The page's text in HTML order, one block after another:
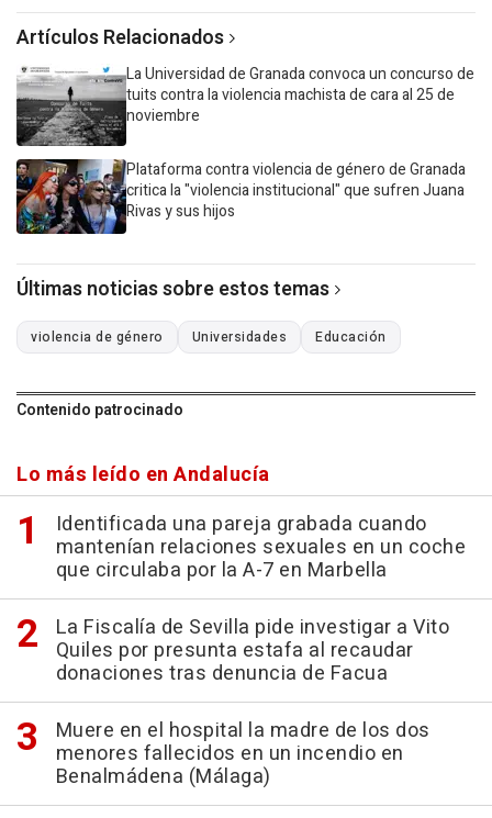
Artículos Relacionados
La Universidad de Granada convoca un concurso de
tuits contra la violencia machista de cara al 25 de
noviembre
Plataforma contra violencia de género de Granada
critica la "violencia institucional" que sufren Juana
Rivas y sus hijos
Últimas noticias sobre estos temas
violencia de género Universidades Educación
Contenido patrocinado
Lo más leído en Andalucía
Identificada una pareja grabada cuando
mantenían relaciones sexuales en un coche
que circulaba por la A-7 en Marbella
La Fiscalía de Sevilla pide investigar a Vito
Quiles por presunta estafa al recaudar
donaciones tras denuncia de Facua
Muere en el hospital la madre de los dos
menores fallecidos en un incendio en
Benalmádena (Málaga)